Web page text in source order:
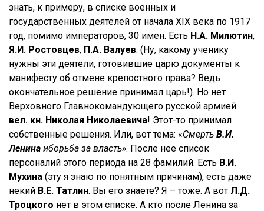
знать, к примеру, в списке военных и
государственных деятелей от начала XIX века по 1917
год, помимо императоров, 30 имен. Есть Н.А. Милютин,
Я.И. Ростовцев, П.А. Валуев. (Ну, какому ученику
нужны эти деятели, готовившие царю документы к
манифесту об отмене крепостного права? Ведь
окончательное решение принимал царь!). Но нет
Верховного Главнокомандующего русской армией
вел. кн. Николая Николаевича! Этот-то принимал
собственные решения. Или, вот тема: «Смерть В.И.
Ленина иборьба за власть». После нее список
персоналий этого периода на 28 фамилий. Есть В.И.
Мухина (эту я знаю по понятным причинам), есть даже
некий В.Е. Татлин. Вы его знаете? Я – тоже. А вот Л.Д.
Троцкого нет в этом списке. А кто после Ленина за